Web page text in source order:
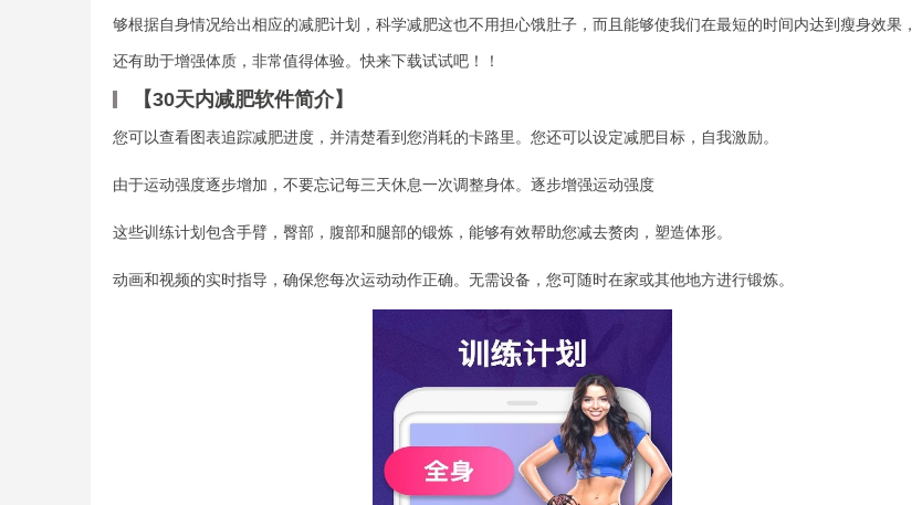
够根据自身情况给出相应的减肥计划，科学减肥这也不用担心饿肚子，而且能够使我们在最短的时间内达到瘦身效果，
还有助于增强体质，非常值得体验。快来下载试试吧！！
【30天内减肥软件简介】
您可以查看图表追踪减肥进度，并清楚看到您消耗的卡路里。您还可以设定减肥目标，自我激励。
由于运动强度逐步增加，不要忘记每三天休息一次调整身体。逐步增强运动强度
这些训练计划包含手臂，臀部，腹部和腿部的锻炼，能够有效帮助您减去赘肉，塑造体形。
动画和视频的实时指导，确保您每次运动动作正确。无需设备，您可随时在家或其他地方进行锻炼。